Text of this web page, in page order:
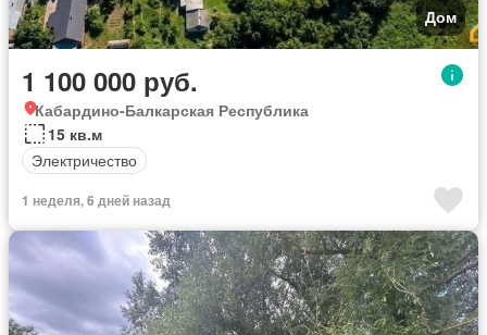
Дом
1 100 000 руб.
Кабардино-Балкарская Республика
15 кв.м
Электричество
1 неделя, 6 дней назад